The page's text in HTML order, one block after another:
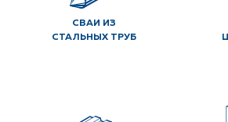
СВАИ ИЗ
СТАЛЬНЫХ ТРУБ